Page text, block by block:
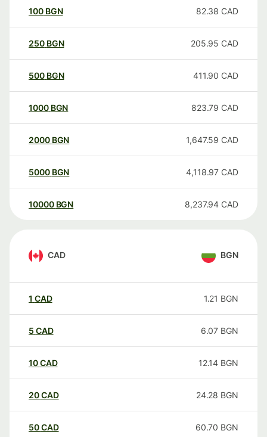
100 BGN 82.38 CAD
250 BGN 205.95 CAD
500 BGN 411.90 CAD
1000 BGN 823.79 CAD
2000 BGN 1,647.59 CAD
5000 BGN 4,118.97 CAD
10000 BGN 8,237.94 CAD
CAD BGN
1 CAD 1.21 BGN
5 CAD 6.07 BGN
10CAD 12.14 BGN
20CAD 24.28 BGN
50CAD 60.70 BGN